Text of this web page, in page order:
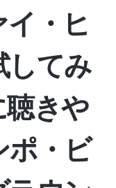
・ヒ
してみ
聴きや
ポ・ビ